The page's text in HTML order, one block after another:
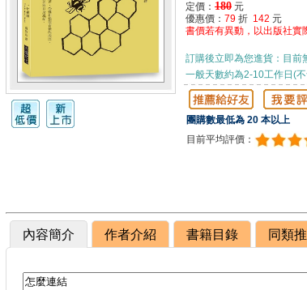
定價： 180 元
優惠價： 79 折 142 元
書價若有異動，以出版社實
訂購後立即為您進貨：目前
一般天數約為2-10工作日(不
團購數最低為 20 本以上
目前平均評價：
內容簡介 作者介紹 書籍目錄 同類